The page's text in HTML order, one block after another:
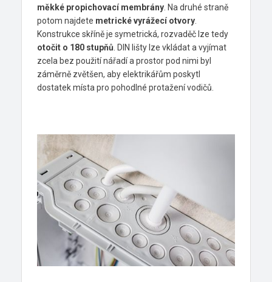
měkké propichovací membrány. Na druhé straně
potom najdete metrické vyrážecí otvory.
Konstrukce skříně je symetrická, rozvaděč lze tedy
otočit o 180 stupňů. DIN lišty lze vkládat a vyjímat
zcela bez použití nářadí a prostor pod nimi byl
záměrně zvětšen, aby elektrikářům poskytl
dostatek místa pro pohodlné protažení vodi­čů.